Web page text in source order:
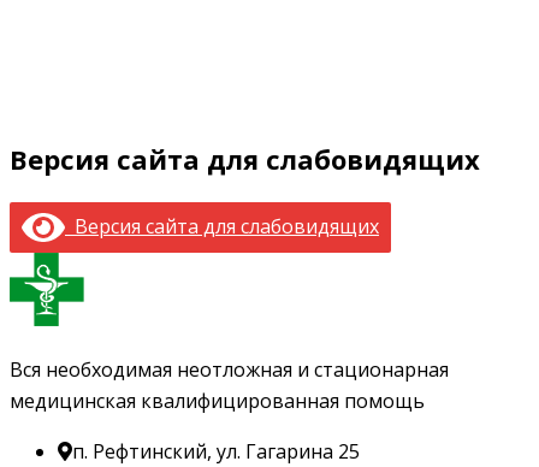
Версия сайта для слабовидящих
Версия сайта для слабовидящих
Вся необходимая неотложная и стационарная
медицинская квалифицированная помощь
п. Рефтинский, ул. Гагарина 25